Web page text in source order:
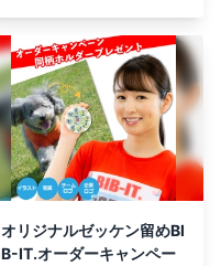
オリジナルゼッケン留めBI
B-IT.オーダーキャンペー